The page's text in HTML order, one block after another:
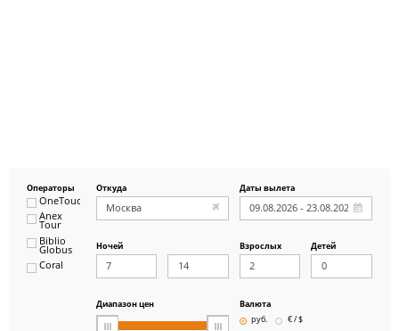
Операторы
OneTouch&Travel
Anex
Tour
Biblio
Globus
Coral
Откуда Даты вылета
Ночей Взрослых Детей
Диапазон цен
Валюта
руб.
€ / $